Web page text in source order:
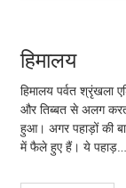
हिमालय
हिमालय पर्वत श्रृंखला
और तिब्बत से अलग
हुआ। अगर पहाड़ों की
में फैले हुए हैं। ये पहाड़…